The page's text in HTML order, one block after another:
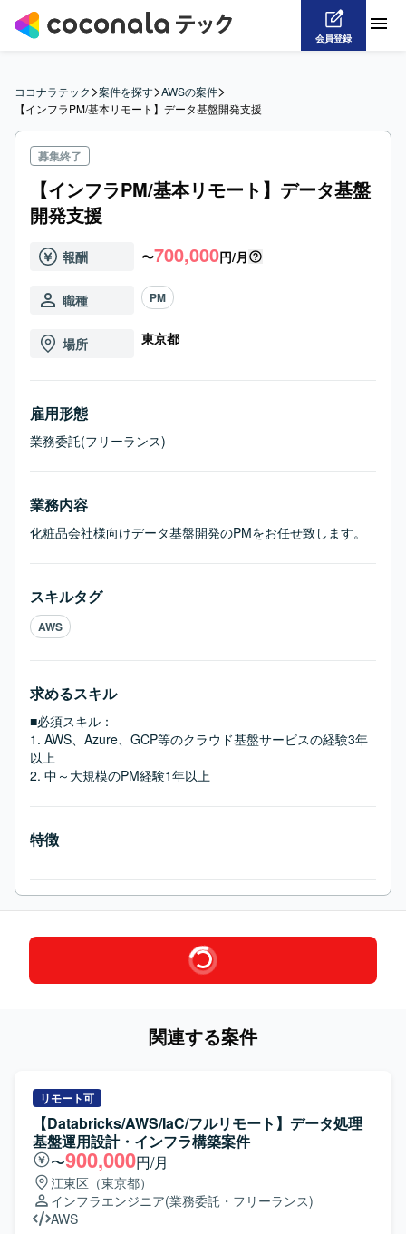
会員登録
ココナラテック>案件を探す>AWSの案件>
【インフラPM/基本リモート】データ基盤開発支援
募集終了
【インフラPM/基本リモート】データ基盤
開発支援
報酬 〜700,000円/月
職種 PM
場所 東京都
雇用形態
業務委託(フリーランス)
業務内容
化粧品会社様向けデータ基盤開発のPMをお任せ致します。
スキルタグ
AWS
求めるスキル
■必須スキル：
1. AWS、Azure、GCP等のクラウド基盤サービスの経験3年
以上
2. 中～大規模のPM経験1年以上
特徴
関連する案件
リモート可
【Databricks/AWS/IaC/フルリモート】データ処理
基盤運用設計・インフラ構築案件
〜900,000円/月
江東区（東京都）
インフラエンジニア(業務委託・フリーランス)
AWS